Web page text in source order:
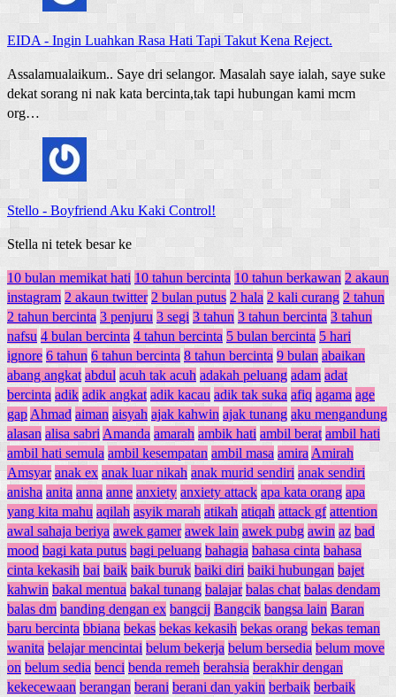
EIDA - Ingin Luahkan Rasa Hati Tapi Takut Kena Reject.
Assalamualaikum.. Saye dri selangor. Masalah saye ialah, saye suke
dekat sorang ni nak kata bercinta,tak tapi hubungan kami mcm
org…
Stello - Boyfriend Aku Kaki Control!
Stella ni tetek besar ke
10 bulan memikat hati 10 tahun bercinta 10 tahun berkawan 2 akaun
instagram 2 akaun twitter 2 bulan putus 2 hala 2 kali curang 2 tahun
2 tahun bercinta 3 penjuru 3 segi 3 tahun 3 tahun bercinta 3 tahun
nafsu 4 bulan bercinta 4 tahun bercinta 5 bulan bercinta 5 hari
ignore 6 tahun 6 tahun bercinta 8 tahun bercinta 9 bulan abaikan
abang angkat abdul acuh tak acuh adakah peluang adam adat
bercinta adik adik angkat adik kacau adik tak suka afiq agama age
gap Ahmad aiman aisyah ajak kahwin ajak tunang aku mengandung
alasan alisa sabri Amanda amarah ambik hati ambil berat ambil hati
ambil hati semula ambil kesempatan ambil masa amira Amirah
Amsyar anak ex anak luar nikah anak murid sendiri anak sendiri
anisha anita anna anne anxiety anxiety attack apa kata orang apa
yang kita mahu aqilah asyik marah atikah atiqah attack gf attention
awal sahaja beriya awek gamer awek lain awek pubg awin az bad
mood bagi kata putus bagi peluang bahagia bahasa cinta bahasa
cinta kekasih bai baik baik buruk baiki diri baiki hubungan bajet
kahwin bakal mentua bakal tunang balajar balas chat balas dendam
balas dm banding dengan ex bangcij Bangcik bangsa lain Baran
baru bercinta bbiana bekas bekas kekasih bekas orang bekas teman
wanita belajar mencintai belum bekerja belum bersedia belum move
on belum sedia benci benda remeh berahsia berakhir dengan
kekecewaan berangan berani berani dan yakin berbaik berbaik